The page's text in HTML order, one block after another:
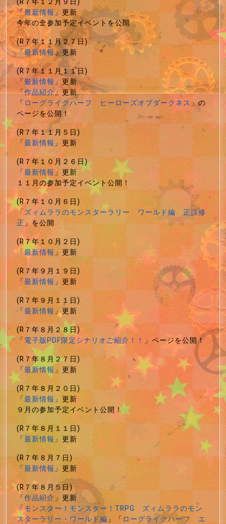
「最新情報」更新
今年の全参加予定イベントを公開
(R７年１１月２７日)
「最新情報」更新
(R７年１１月１１日)
「最新情報」更新
「作品紹介」更新
「ローグライクハーフ ヒーローズオブダークネス」の
ページを公開！
(R７年１１月５日)
「最新情報」更新
(R７年１０月２６日)
「最新情報」更新
１１月の参加予定イベント公開！
(R７年１０月６日)
「ズィムララのモンスターラリー ワールド編 正誤修
正」を公開
(R７年１０月２日)
「最新情報」更新
(R７年９月１９日)
「最新情報」更新
(R７年９月１１日)
「最新情報」更新
(R７年８月２８日)
「電子版PDF限定シナリオご紹介！！ 」ページを公開！
(R７年８月２７日)
「最新情報」更新
(R７年８月２０日)
「最新情報」更新
９月の参加予定イベント公開！
(R７年８月１１日)
「最新情報」更新
(R７年８月７日)
「最新情報」更新
(R７年８月５日)
「作品紹介」更新
「モンスター！モンスター！TRPG ズィムララのモン
スターラリー・ワールド編」「ローグライクハーフ エ